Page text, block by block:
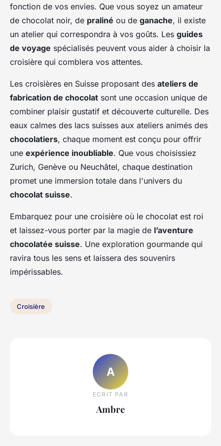
fonction de vos envies. Que vous soyez un amateur
de chocolat noir, de praliné ou de ganache, il existe
un atelier qui correspondra à vos goûts. Les guides
de voyage spécialisés peuvent vous aider à choisir la
croisière qui comblera vos attentes.
Les croisières en Suisse proposant des ateliers de
fabrication de chocolat sont une occasion unique de
combiner plaisir gustatif et découverte culturelle. Des
eaux calmes des lacs suisses aux ateliers animés des
chocolatiers, chaque moment est conçu pour offrir
une expérience inoubliable. Que vous choisissiez
Zurich, Genève ou Neuchâtel, chaque destination
promet une immersion totale dans l'univers du
chocolat suisse.
Embarquez pour une croisière où le chocolat est roi
et laissez-vous porter par la magie de l’aventure
chocolatée suisse. Une exploration gourmande qui
ravira tous les sens et laissera des souvenirs
impérissables.
Croisière
A
ECRIT PAR
Ambre